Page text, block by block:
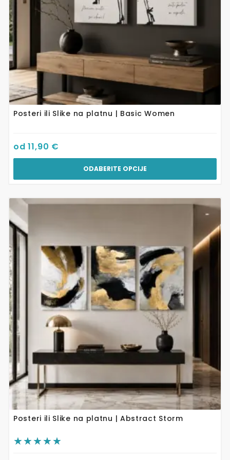
Posteri ili Slike na platnu | Basic Women
od11,90 €
ODABERITE OPCIJE
stranici
proizvoda
Posteri ili Slike na platnu | Abstract Storm
Ovaj
proizvod
ima
više
varijanti.
odabrati
proizvoda